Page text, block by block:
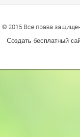
© 2015 Все права
Создать бесплатный